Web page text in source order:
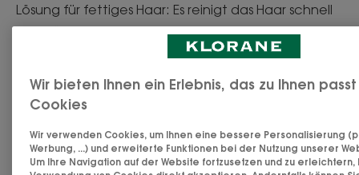
Lösung für fettiges Haar: Es reinigt das Haar schnell
und hält 24 Stunden lang* ohne das Haar nass
machen zu müssen. Seine Formel, angereichert mit
antioxidativem Vitamin E und besonders
beseitigt überschüssigen Talg und verleiht dem
Haar in nur 2 Minuten Sauberkeit, Klarheit und
Wir bieten Ihnen ein Erlebnis, das zu Ihnen
Cookies
Wir verwenden Cookies, um Ihnen eine bessere Personalisierung
Werbung, ...) und erweiterte Funktionen bei der Nutzung unserer
Um Ihre Navigation auf der Website fortzusetzen und zu erleichtern,